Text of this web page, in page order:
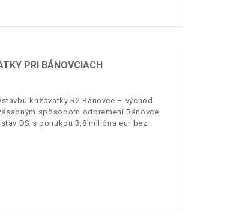
PRI BÁNOVCIACH
križovatky R2 Bánovce – východ.
spôsobom odbremení Bánovce
DS s ponukou 3,8 milióna eur bez